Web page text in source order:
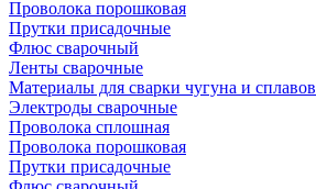
Проволока порошковая
Прутки присадочные
Флюс сварочный
Ленты сварочные
Материалы для сварки чугуна и
Электроды сварочные
Проволока сплошная
Проволока порошковая
Прутки присадочные